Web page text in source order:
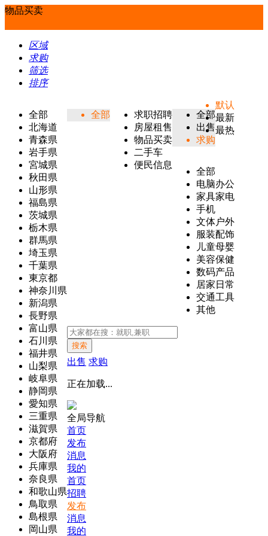
物品买卖
区域
求购
筛选
排序
全部
北海道
青森県
岩手県
宮城県
秋田県
山形県
福島県
茨城県
栃木県
群馬県
埼玉県
千葉県
東京都
神奈川県
新潟県
長野県
富山県
石川県
福井県
山梨県
岐阜県
静岡県
愛知県
三重県
滋賀県
京都府
大阪府
兵庫県
奈良県
和歌山県
鳥取県
島根県
岡山県
全部
求职招聘
房屋租售
物品买卖
二手车
便民信息
全部
出售
求购
全部
电脑办公
家具家电
手机
文体户外
服装配饰
儿童母婴
美容保健
数码产品
居家日常
交通工具
其他
默认
最新
最热
搜索
出售 求购
正在加载...
全局导航
首页
发布
消息
我的
首页
招聘
发布
消息
我的